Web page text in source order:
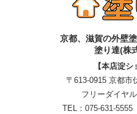
京都、滋賀の外壁
塗り達(株
【本店淀シ
〒613-0915 京都市
フリーダイヤル
TEL： 075-631-5555